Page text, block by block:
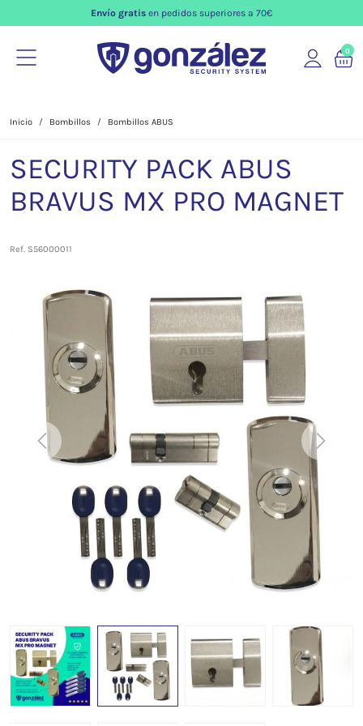
Envío gratis en pedidos superiores a 70€
0
Inicio Bombillos Bombillos ABUS
SECURITY PACK ABUS
BRAVUS MX PRO MAGNET
Ref. S56000011
Previous Next